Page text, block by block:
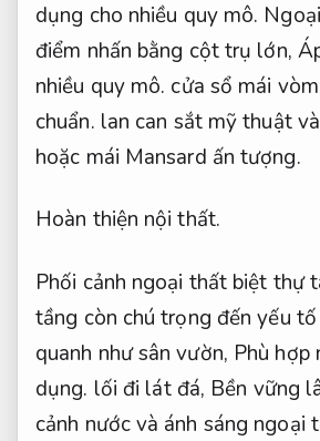
dụng cho nhiều quy mô.
điểm nhấn bằng cột trụ lớn,
nhiều quy mô. cửa sổ mái
chuẩn. lan can sắt mỹ thuật
hoặc mái Mansard ấn tượng.
Hoàn thiện nội thất.
Phối cảnh ngoại thất biệt thự
tầng còn chú trọng đến yếu
quanh như sân vườn, Phù hợp
dụng. lối đi lát đá, Bền vững
cảnh nước và ánh sáng ngoại